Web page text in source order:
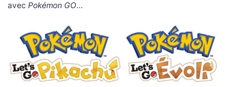
avec Pokémon GO…